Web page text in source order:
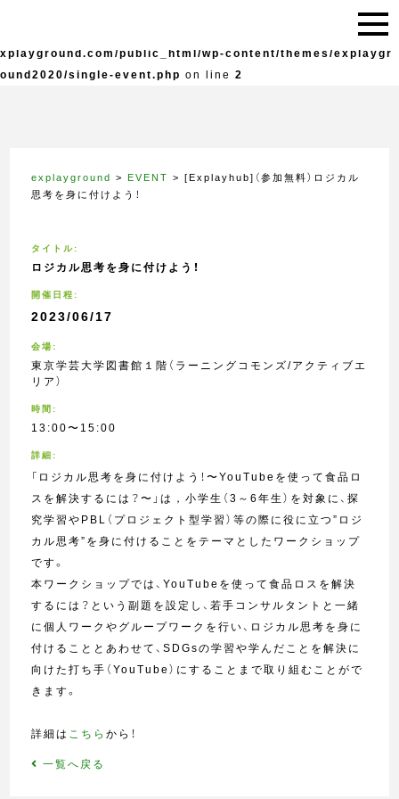
/home/explayground/e
xplayground.com/public_html/wp-content/themes/explaygr
ound2020/single-event.php on line 2
explayground > EVENT >[Explayhub]（参加無料）ロジカル
思考を身に付けよう！
タイトル:
ロジカル思考を身に付けよう！
開催日程:
2023/06/17
会場:
東京学芸大学図書館１階（ラーニングコモンズ/アクティブエ
リア）
時間:
13:00〜15:00
詳細:
「ロジカル思考を身に付けよう！〜YouTubeを使って食品ロ
スを解決するには？〜」は，小学生（3～6年生）を対象に、探
究学習やPBL（プロジェクト型学習）等の際に役に立つ”ロジ
カル思考”を身に付けることをテーマとしたワークショップ
です。
本ワークショップでは、YouTubeを使って食品ロスを解決
するには？という副題を設定し、若手コンサルタントと一緒
に個人ワークやグループワークを行い、ロジカル思考を身に
付けることとあわせて、SDGsの学習や学んだことを解決に
向けた打ち手（YouTube）にすることまで取り組むことがで
きます。
詳細は こちらから！
一覧へ戻る